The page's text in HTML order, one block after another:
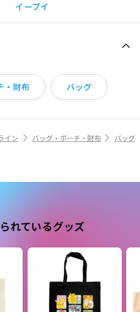
イーブイ
・財布 バッグ
イン バッグ・ポーチ・財布 バッグ
れているグッズ